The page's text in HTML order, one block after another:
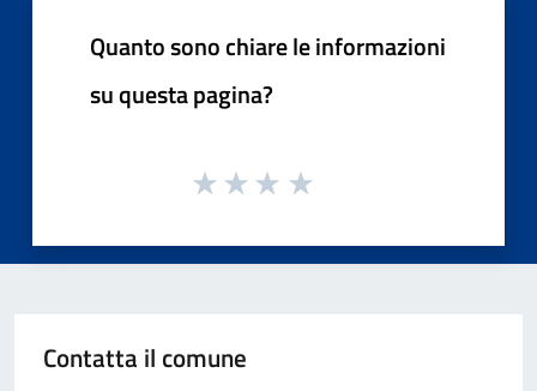
Quanto sono chiare le informazioni
su questa pagina?
Contatta il comune